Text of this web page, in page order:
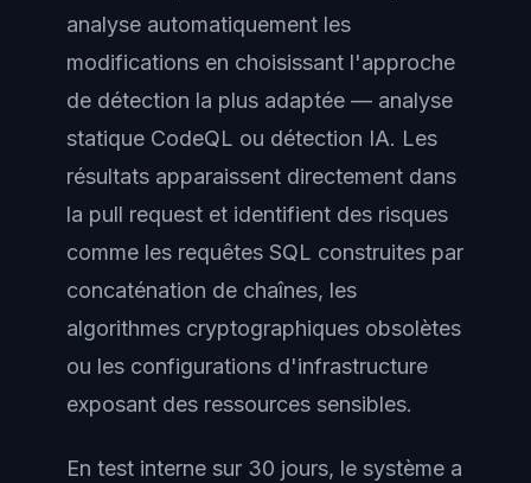
analyse automatiquement les
modifications en choisissant l'approche
de détection la plus adaptée — analyse
statique CodeQL ou détection IA. Les
résultats apparaissent directement dans
la pull request et identifient des risques
comme les requêtes SQL construites par
concaténation de chaînes, les
algorithmes cryptographiques obsolètes
ou les configurations d'infrastructure
exposant des ressources sensibles.
En test interne sur 30 jours, le système a